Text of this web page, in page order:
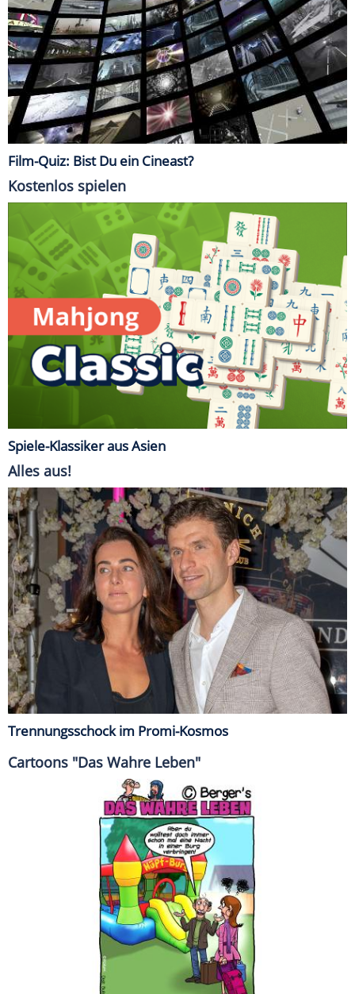
Film-Quiz: Bist Du ein Cineast?
Kostenlos spielen
Spiele-Klassiker aus Asien
Alles aus!
Trennungsschock im Promi-Kosmos
Cartoons "Das Wahre Leben"